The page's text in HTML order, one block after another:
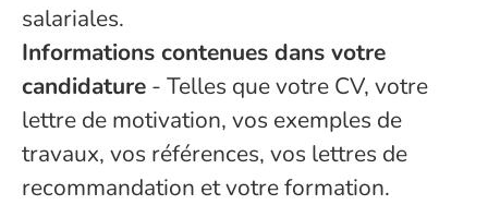
salariales.
Informations contenues dans votre
candidature - Telles que votre CV, votre
lettre de motivation, vos exemples de
travaux, vos références, vos lettres de
recommandation et votre formation.